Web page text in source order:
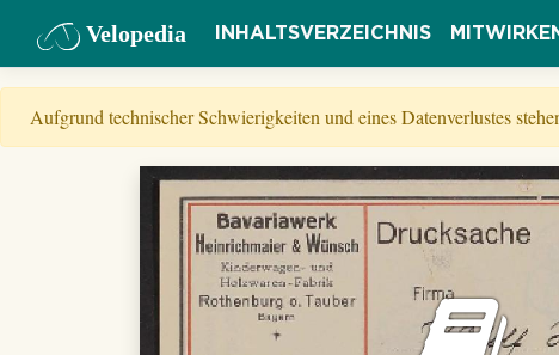
Velopedia INHALTSVERZEICHNIS
Aufgrund technischer Schwierigkeiten und eines Datenverlustes